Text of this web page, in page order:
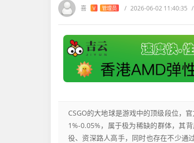
喜 V 管理员 / 2026-06-02 11:40:35 /
CSGO的大地球是游戏中的顶级段位，
1%-0.05%，属于极为稀缺的群体，其
役、资深路人高手，同时也存在不少通